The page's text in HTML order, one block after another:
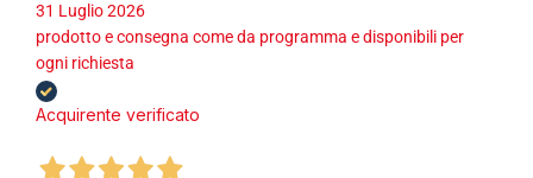
31 Luglio 2026
prodotto e consegna come da programma e disponibili per
ogni richiesta
Acquirente verificato